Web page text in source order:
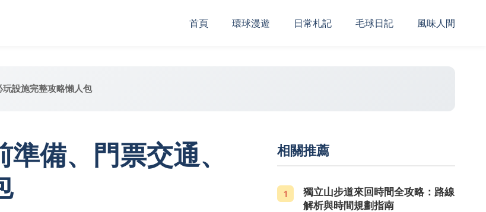
首頁 ‌環球漫遊 日常札記 毛球日記 風味人間
設施完整攻略懶人包
備、門票交通、
相關推薦
1
獨立山步道來回時間全攻略：路線
解析與時間規劃指南